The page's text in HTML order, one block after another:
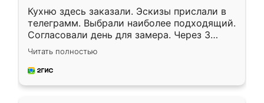
Кухню здесь заказали. Эскизы прислали в
телеграмм. Выбрали наиболее подходящий.
Согласовали день для замера. Через 3
недели кухня была уже готова. Остались
довольны работой. Спасибо Ренессанс
мебель за качественную работу!
Читать полностью